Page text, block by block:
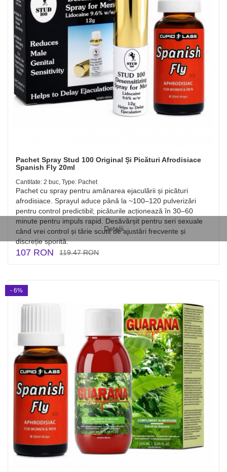
Detalii
Pachet Spray Stud 100 Original Și Picături Afrodisiace
Spanish Fly 20ml
Cantitate: 2 buc, Type: Pachet
Pachet cu spray pentru amânarea ejaculării și picături
afrodisiace. Sprayul aduce până la ~100–120 pulverizări
pentru control predictibil; picăturile acționează în 30–60
minute pentru impuls rapid. Desăvârșit pentru seri sexuale
când vrei control și tărie scutit de ajustări frecvente și
discreție sporită.
107 RON 119.47 RON
- 6%